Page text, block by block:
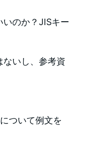
いのか？JISキー
ないし、参考資
ついて例文を